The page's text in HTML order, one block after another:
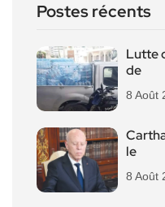
Postes récents
Lutte
de
8 Août
le
8 Août